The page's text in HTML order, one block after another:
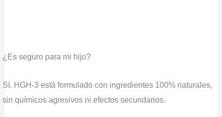
¿Es seguro para mi hijo?
Sí. HGH-3 está formulado con ingredientes 100% naturales,
sin químicos agresivos ni efectos secundarios.